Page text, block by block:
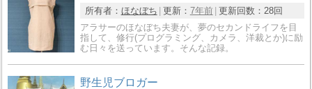
所有者： ほなぼち 更新： 7年前 更新回数： 28回
アラサーのほなぼち夫妻が、夢のセカンドライフを目
指して、修行(プログラミング、カメラ、洋裁とか)に励
む日々を送っています。そんな記録。
野生児ブロガー